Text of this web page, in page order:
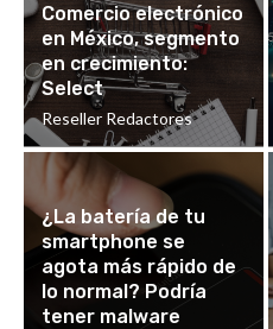
Comercio electrónico
en México, segmento
en crecimiento:
Select
Reseller Redactores
¿La batería de tu
smartphone se
agota más rápido de
lo normal? Podría
tener malware